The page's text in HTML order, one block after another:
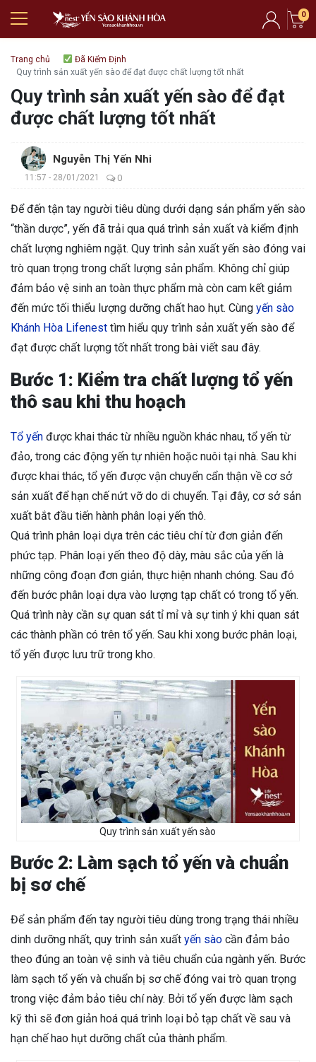
0
Trang chủ
Đã Kiểm Định
Quy trình sản xuất yến sào để đạt được chất lượng tốt nhất
Quy trình sản xuất yến sào để đạt
được chất lượng tốt nhất
Nguyễn Thị Yến Nhi
11:57 - 28/01/2021 0
Để đến tận tay người tiêu dùng dưới dạng sản phẩm yến sào
“thần dược”, yến đã trải qua quá trình sản xuất và kiểm định
chất lượng nghiêm ngặt. Quy trình sản xuất yến sào đóng vai
trò quan trọng trong chất lượng sản phẩm. Không chỉ giúp
đảm bảo vệ sinh an toàn thực phẩm mà còn cam kết giảm
đến mức tối thiểu lượng dưỡng chất hao hụt. Cùng yến sào
Khánh Hòa Lifenest tìm hiểu quy trình sản xuất yến sào để
đạt được chất lượng tốt nhất trong bài viết sau đây.
Bước 1: Kiểm tra chất lượng tổ yến
thô sau khi thu hoạch
Tổ yến được khai thác từ nhiều nguồn khác nhau, tổ yến từ
đảo, trong các động yến tự nhiên hoặc nuôi tại nhà. Sau khi
được khai thác, tổ yến được vận chuyển cẩn thận về cơ sở
sản xuất để hạn chế nứt vỡ do di chuyển. Tại đây, cơ sở sản
xuất bắt đầu tiến hành phân loại yến thô.
Quá trình phân loại dựa trên các tiêu chí từ đơn giản đến
phức tạp. Phân loại yến theo độ dày, màu sắc của yến là
những công đoạn đơn giản, thực hiện nhanh chóng. Sau đó
đến bước phân loại dựa vào lượng tạp chất có trong tổ yến.
Quá trình này cần sự quan sát tỉ mỉ và sự tinh ý khi quan sát
các thành phần có trên tổ yến. Sau khi xong bước phân loại,
tổ yến được lưu trữ trong kho.
Quy trình sản xuất yến sào
Bước 2: Làm sạch tổ yến và chuẩn
bị sơ chế
Để sản phẩm đến tay người tiêu dùng trong trạng thái nhiều
dinh dưỡng nhất, quy trình sản xuất yến sào cần đảm bảo
theo đúng an toàn vệ sinh và tiêu chuẩn của ngành yến. Bước
làm sạch tổ yến và chuẩn bị sơ chế đóng vai trò quan trọng
trong việc đảm bảo tiêu chí này. Bởi tổ yến được làm sạch
kỹ thì sẽ đơn giản hoá quá trình loại bỏ tạp chất về sau và
hạn chế hao hụt dưỡng chất của thành phẩm.